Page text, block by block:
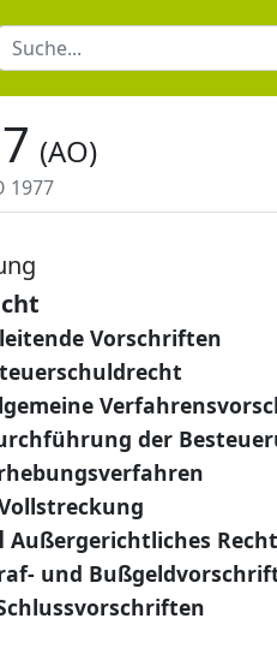
(AO)
1977
Vorschriften
der
Außergerichtliches
und